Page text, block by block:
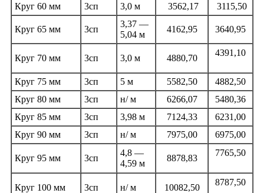
Круг 60 мм
3сп 3,0 м 3562,17 3115,50
Круг 65 мм 3сп
3,37 —
5,04 м
4162,95 3640,95
Круг 70 мм 3сп 3,0 м 4880,70
4391,10
Круг 75 мм 3сп 5 м 5582,50
4882,50
Круг 80 мм
3сп н/ м 6266,07
5480,36
Круг 85 мм
3сп 3,98 м 7124,33
6231,00
Круг 90 мм
3сп н/ м 7975,00 6975,00
Круг 95 мм 3сп
4,8 —
4,59 м
8878,83
7765,50
Круг 100 мм 3сп н/ м 10082,50
8787,50